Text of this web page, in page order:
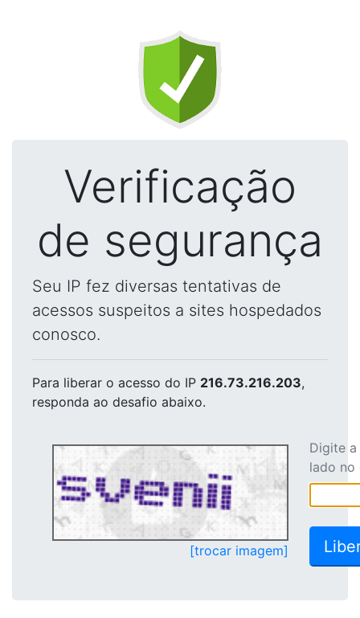
Verificação
de segurança
Seu IP fez diversas tentativas de
acessos suspeitos a sites hospedados
conosco.
Para liberar o acesso do IP 216.73.216.203,
responda ao desafio abaixo.
[trocar imagem]
Digite
lado no